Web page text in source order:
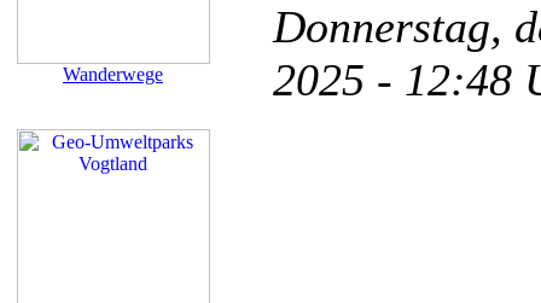
Wanderwege
Donnerstag,
2025 -